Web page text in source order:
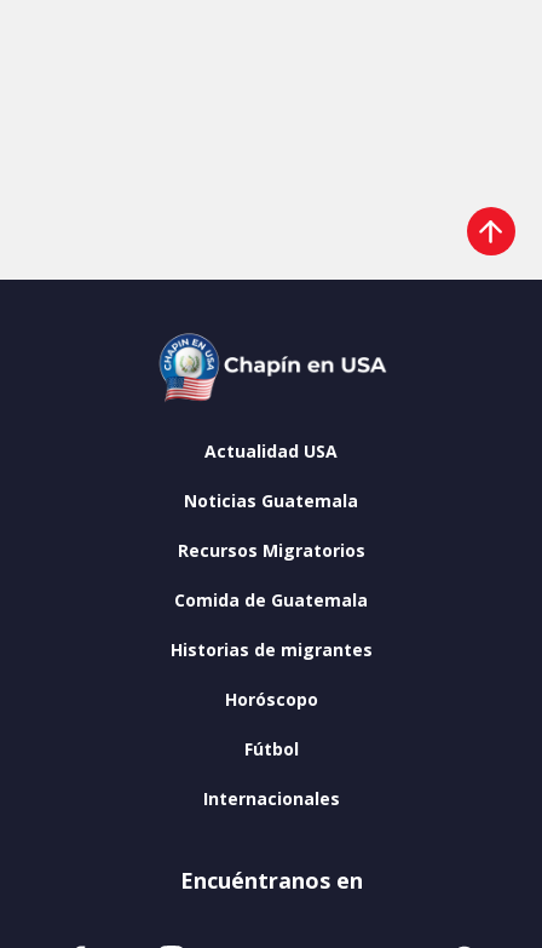
Actualidad USA
Noticias Guatemala
Recursos Migratorios
Comida de Guatemala
Historias de migrantes
Horóscopo
Fútbol
Internacionales
Encuéntranos en